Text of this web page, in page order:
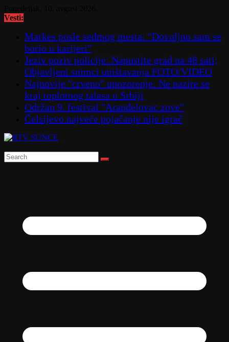
to
Vesti:
Markes posle sedmog mesta: "Dovoljno sam se
borio u karijeri"
Jeziv poziv policije: Napustite grad na 48 sati;
Objavljeni snimci uništavanja FOTO/VIDEO
Najnovije "crveno" upozorenje: Ne nazire se
kraj toplotnog talasa u Srbiji
Održan 9. festival "Aranđelovac zove"
Čelsijevo najveće pojačanje nije igrač